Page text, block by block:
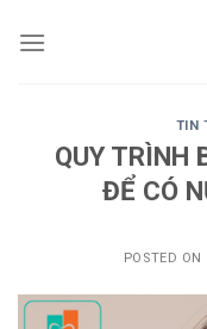
TIN
QUY TRÌNH
ĐỂ CÓ
POSTED ON